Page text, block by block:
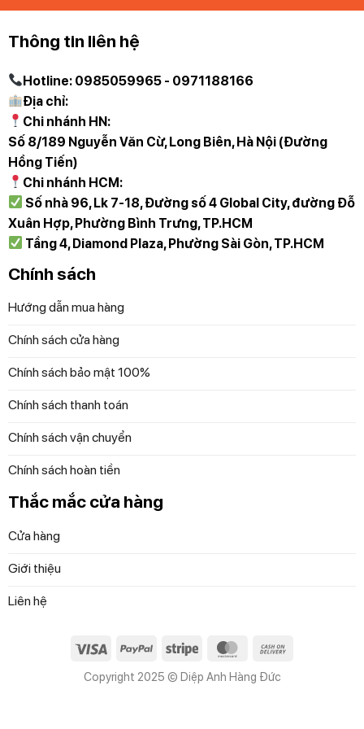
bỏ túi rác ra khỏi thùng. Tay xách nên dễ dàng di chuyển
từ vị trsi này snag vị trí khác.
Sản phẩm được thiết kế với khe hở cho túi rác, giữ cho túi
rác ổn định trong thùng và tránh trường hợp túi rác trượt
ra khỏi vị trí khi bạn thêm rác vào thùng rác. Với dung tích
lớn lên đến 4 lít, thùng rác Stack 4L là lựa chọn lý tưởng
cho gia đình của bạn, giúp đáp ứng nhu cầu sử dụng hàng
ngày mà không cần phải thay túi rác quá thường xuyên.
Có lỗ nhỏ để xỏ túi rác chống trượt ra khỏi thùng rác
Thùng rác Stack 4L không chỉ là một sản phẩm hữu ích
mà còn là một phần trang trí tinh tế trong không gian sống
điểm nhấn thuận lợi cho bất kỳ phòng nào trong nhà bạn.
Thông tin liên hệ
Hotline: 0985059965 - 0971188166
Địa chỉ:
Chi nhánh HN:
Số 8/189 Nguyễn Văn Cừ, Long Biên, Hà Nội (Đường
Hồng Tiến)
Chi nhánh HCM:
Số nhà 96, Lk 7-18, Đường số 4 Global City, đường Đỗ
Xuân Hợp, Phường Bình Trưng, TP.HCM
Tầng 4, Diamond Plaza, Phường Sài Gòn, TP.HCM
Chính sách
Hướng dẫn mua hàng
Chính sách cửa hàng
Chính sách bảo mật 100%
Chính sách thanh toán
Chính sách vận chuyển
Chính sách hoàn tiền
Thắc mắc cửa hàng
Cửa hàng
Giới thiệu
Liên hệ
Visa PayPal Stripe MasterCard
Copyright 2025 © Diệp Anh Hàng Đức